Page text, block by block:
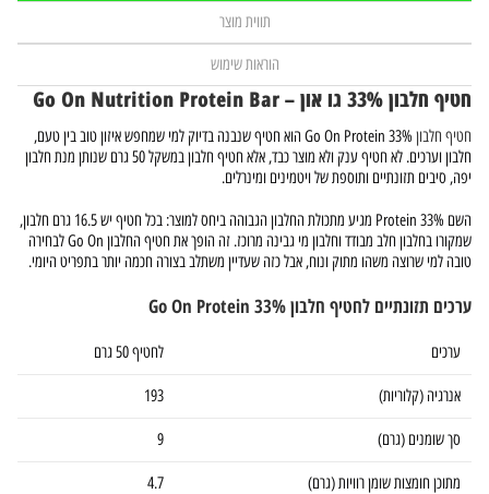
תווית מוצר
הוראות שימוש
חטיף חלבון 33% גו און – Go On Nutrition Protein Bar
חטיף חלבון
Go On Protein 33% הוא חטיף שנבנה בדיוק למי שמחפש איזון טוב בין טעם,
חלבון וערכים. לא חטיף ענק ולא מוצר כבד, אלא חטיף חלבון במשקל 50 גרם שנותן מנת חלבון
יפה, סיבים תזונתיים ותוספת של ויטמינים ומינרלים.
השם Protein 33% מגיע מתכולת החלבון הגבוהה ביחס למוצר: בכל חטיף יש 16.5 גרם חלבון,
שמקורו בחלבון חלב מבודד וחלבון מי גבינה מרוכז. זה הופך את חטיף החלבון Go On לבחירה
טובה למי שרוצה משהו מתוק ונוח, אבל כזה שעדיין משתלב בצורה חכמה יותר בתפריט היומי.
ערכים תזונתיים לחטיף חלבון Go On Protein 33%
ערכים לחטיף 50 גרם
אנרגיה (קלוריות) 193
סך שומנים (גרם) 9
מתוכן חומצות שומן רוויות (גרם) 4.7